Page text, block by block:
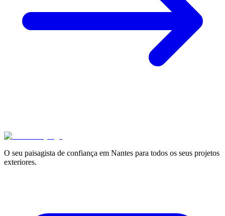
O seu paisagista de confiança em Nantes para todos os seus projetos
exteriores.